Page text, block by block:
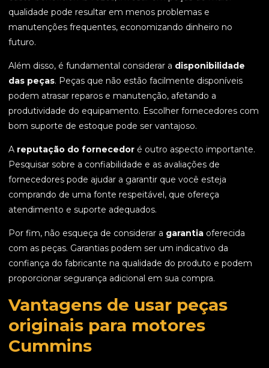
qualidade pode resultar em menos problemas e
manutenções frequentes, economizando dinheiro no
futuro.
Além disso, é fundamental considerar a disponibilidade
das peças. Peças que não estão facilmente disponíveis
podem atrasar reparos e manutenção, afetando a
produtividade do equipamento. Escolher fornecedores com
bom suporte de estoque pode ser vantajoso.
A reputação do fornecedor é outro aspecto importante.
Pesquisar sobre a confiabilidade e as avaliações de
fornecedores pode ajudar a garantir que você esteja
comprando de uma fonte respeitável, que ofereça
atendimento e suporte adequados.
Por fim, não esqueça de considerar a garantia oferecida
com as peças. Garantias podem ser um indicativo da
confiança do fabricante na qualidade do produto e podem
proporcionar segurança adicional em sua compra.
Vantagens de usar peças
originais para motores
Cummins